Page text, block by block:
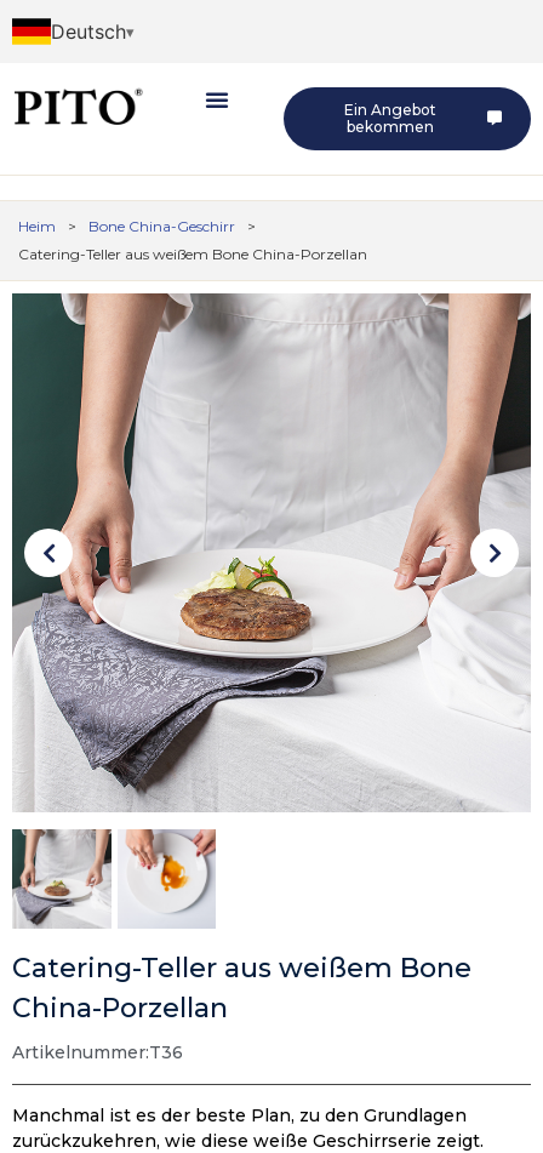
Deutsch
Ein Angebot
bekommen
Heim > Bone China-Geschirr
>
Catering-Teller aus weißem Bone China-Porzellan
Catering-Teller aus weißem Bone
China-Porzellan
Artikelnummer:T36
Manchmal ist es der beste Plan, zu den Grundlagen
zurückzukehren, wie diese weiße Geschirrserie zeigt.